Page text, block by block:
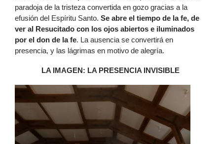
paradoja de la tristeza convertida en gozo gracias a la
efusión del Espíritu Santo. Se abre el tiempo de la fe, de
ver al Resucitado con los ojos abiertos e iluminados
por el don de la fe. La ausencia se convertirá en
presencia, y las lágrimas en motivo de alegría.
LA IMAGEN: LA PRESENCIA INVISIBLE